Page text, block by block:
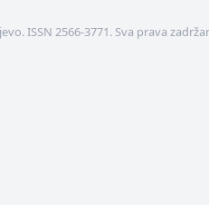
ISSN 2566-3771. Sva prava